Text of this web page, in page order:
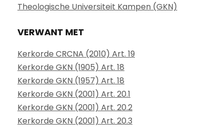
Theologische Universiteit Kampen (GKN)
VERWANT MET
Kerkorde CRCNA (2010) Art. 19
Kerkorde GKN (1905) Art. 18
Kerkorde GKN (1957) Art. 18
Kerkorde GKN (2001) Art. 20.1
Kerkorde GKN (2001) Art. 20.2
Kerkorde GKN (2001) Art. 20.3